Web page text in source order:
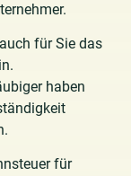
für Sie das
haben
für